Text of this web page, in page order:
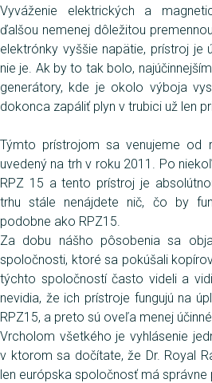
Vyváženie elektrických a
ďalšou nemenej dôležitou
elektrónky vyššie napätie, prístroj je
nie je. Ak by to tak bolo,
generátory, kde je okolo výboja
dokonca zapáliť plyn v trubici už len
Týmto prístrojom sa venujeme od
uvedený na trh v roku 2011. Po
RPZ 15 a tento prístroj je
trhu stále nenájdete nič, čo by
podobne ako RPZ15.
Za dobu nášho pôsobenia sa
spoločnosti, ktoré sa pokúšali
týchto spoločností často videli a
nevidia, že ich prístroje fungujú na
RPZ15, a preto sú oveľa menej účinné.
Vrcholom všetkého je vyhlásenie
v ktorom sa dočítate, že Dr. Royal
len európska spoločnosť má správne